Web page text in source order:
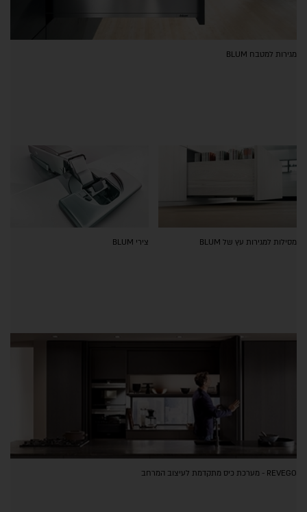
מגירות למטבח BLUM
מסילות למגירות עץ של BLUM צירי BLUM
REVEGO - מערכת כיס מתקדמת לעיצוב המרחב